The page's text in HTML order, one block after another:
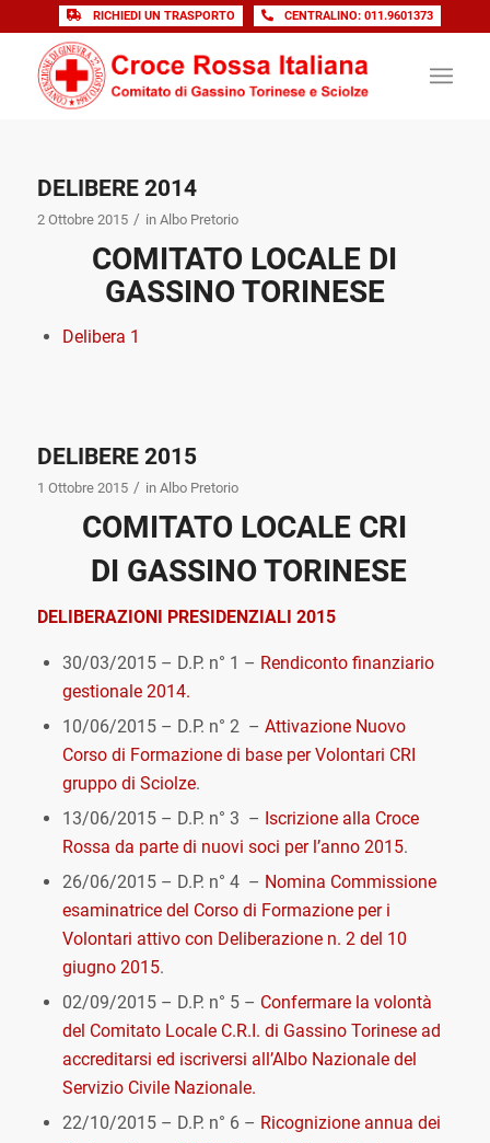
RICHIEDI UN TRASPORTO CENTRALINO: 011.9601373
DELIBERE 2014
2 Ottobre 2015 / in Albo Pretorio
COMITATO LOCALE DI
GASSINO TORINESE
Delibera 1
DELIBERE 2015
1 Ottobre 2015 / in Albo Pretorio
COMITATO LOCALE CRI
DI GASSINO TORINESE
DELIBERAZIONI PRESIDENZIALI 2015
30/03/2015 – D.P. n° 1 – Rendiconto finanziario
gestionale 2014.
10/06/2015 – D.P. n° 2 – Attivazione Nuovo
Corso di Formazione di base per Volontari CRI
gruppo di Sciolze.
13/06/2015 – D.P. n° 3 – Iscrizione alla Croce
Rossa da parte di nuovi soci per l’anno 2015.
26/06/2015 – D.P. n° 4 – Nomina Commissione
esaminatrice del Corso di Formazione per i
Volontari attivo con Deliberazione n. 2 del 10
giugno 2015.
02/09/2015 – D.P. n° 5 – Confermare la volontà
del Comitato Locale C.R.I. di Gassino Torinese ad
accreditarsi ed iscriversi all’Albo Nazionale del
Servizio Civile Nazionale.
22/10/2015 – D.P. n° 6 – Ricognizione annua dei